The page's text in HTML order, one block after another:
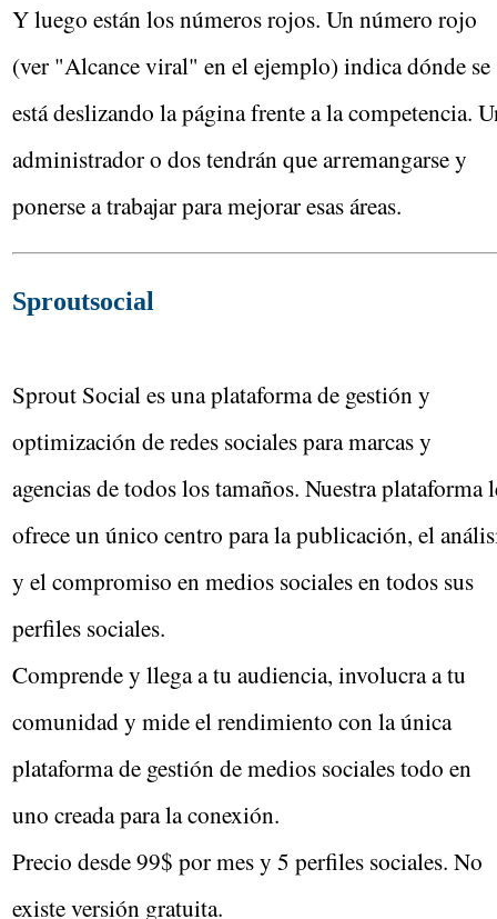
Y luego están los números rojos. Un número rojo
(ver "Alcance viral" en el ejemplo) indica dónde se
está deslizando la página frente a la competencia.
administrador o dos tendrán que arremangarse y
ponerse a trabajar para mejorar esas áreas.
Sproutsocial
Sprout Social es una plataforma de gestión y
optimización de redes sociales para marcas y
agencias de todos los tamaños. Nuestra plataforma
ofrece un único centro para la publicación, el
y el compromiso en medios sociales en todos sus
perfiles sociales.
Comprende y llega a tu audiencia, involucra a tu
comunidad y mide el rendimiento con la única
plataforma de gestión de medios sociales todo en
uno creada para la conexión.
Precio desde 99$ por mes y 5 perfiles sociales. No
existe versión gratuita.